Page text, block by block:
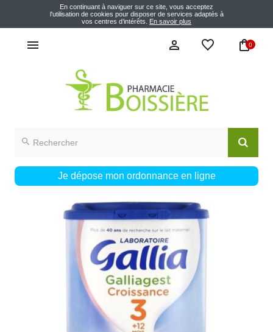
En continuant à naviguer sur ce site, vous acceptez
l'utilisation de cookies pour disposer de services adaptés à
vos centres d’intérêts. En savoir plus
0
Je dépose mon ordonnance en ligne